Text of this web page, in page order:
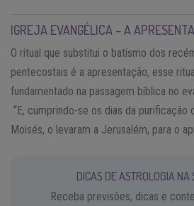
IGREJA EVANGÉLICA – A
O ritual que substitui o batismo dos
pentecostais é a apresentação, esse
fundamentado na passagem bíblica no
“E, cumprindo-se os dias da purificação
Moisés, o levaram a Jerusalém, para o
DICAS DE ASTROLOGIA NA
Receba previsões, dicas e